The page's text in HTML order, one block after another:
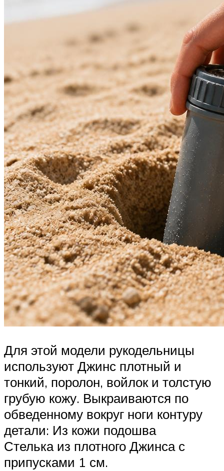
Для этой модели рукодельницы
используют Джинс плотный и
тонкий, поролон, войлок и толстую
грубую кожу. Выкраиваются по
обведенному вокруг ноги контуру
детали: Из кожи подошва
Стелька из плотного Джинса с
припусками 1 см.